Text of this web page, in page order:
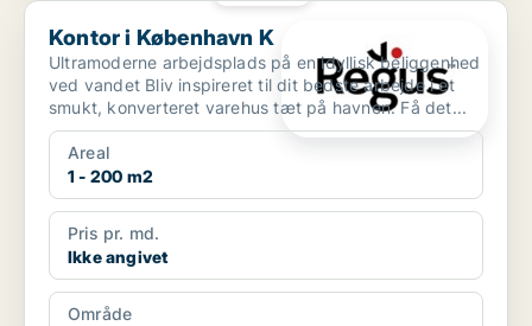
Kontor i København K
Kontor i København K
Ultramoderne arbejdsplads på en idyllisk beliggenhed
ved vandet Bliv inspireret til dit bedste arbejde i et
smukt, konverteret varehus tæt på havnen. Få det...
Areal
1 - 200 m2
Pris pr. md.
Ikke angivet
Område